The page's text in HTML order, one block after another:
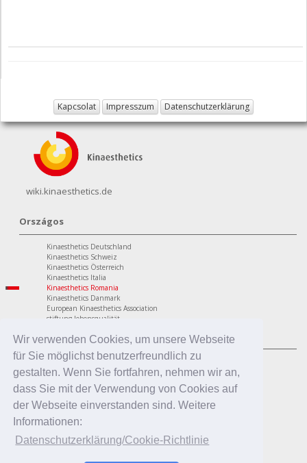
Wir verwenden Cookies, um unsere Webseite
für Sie möglichst benutzerfreundlich zu
gestalten. Wenn Sie fortfahren, nehmen wir an,
dass Sie mit der Verwendung von Cookies auf
der Webseite einverstanden sind. Weitere
Informationen:
Datenschutzerklärung/Cookie-Richtlinie
Kapcsolat Impresszum Datenschutzerklärung
wiki.kinaesthetics.de
Országos
Kinaesthetics Deutschland
Kinaesthetics Schweiz
Kinaesthetics Österreich
Kinaesthetics Italia
Kinaesthetics Romania
Kinaesthetics Danmark
European Kinaesthetics Association
stiftung lebensqualität
A programok
Személyes terület
Kinaesthetics életminőség az időskorban
Kinaesthetics kreatív tanulás
Szakmai terület
Kinaesthetics az ápolásban
Kinaesthetics ápoló hozzátartozók
Kinaesthetics a nevelésben